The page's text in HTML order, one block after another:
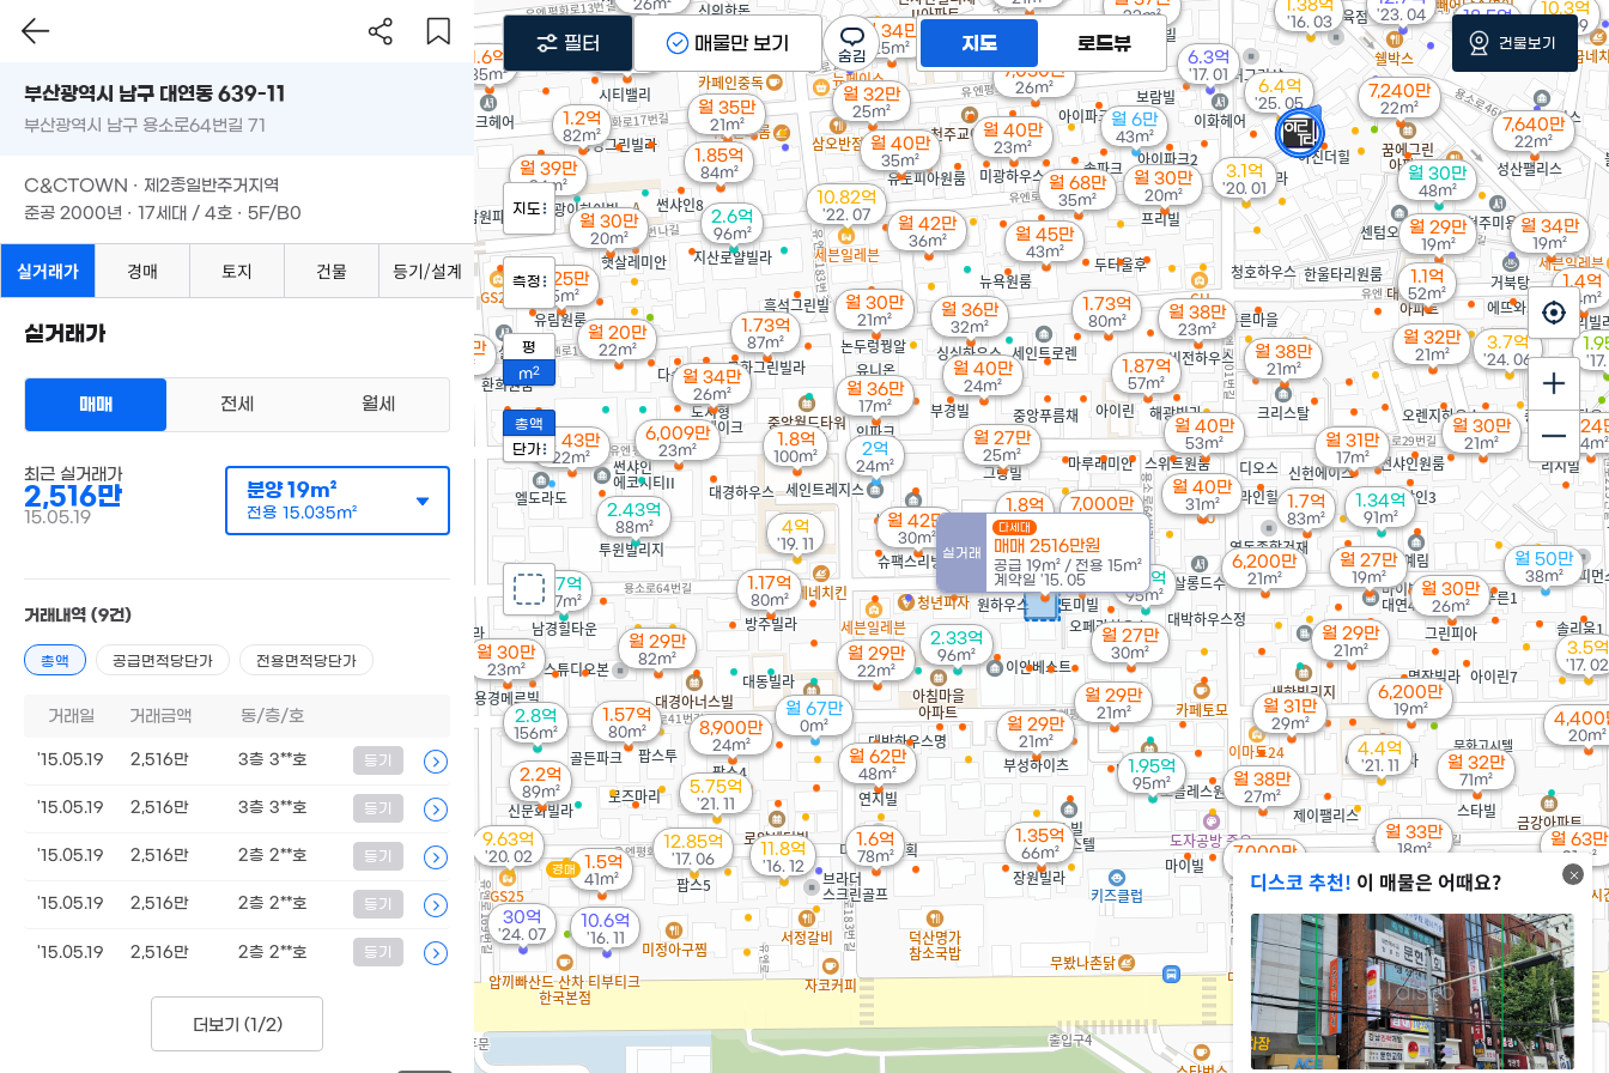
1.5억
41m²
경매
월 42만
30m²
월 6만
43m²
월 27만
30m²
23m²
월 20만
22m²
월 68만
35m²
월 34만
26m²
월 29만
22m²
월 34만
25m²
월 45만
43m²
1.73억
80m²
월 63만
21m²
월 30만
20m²
월 32만
25m²
월 43만
22m²
월 32만
21m²
월 40만
24m²
월 25만
25m²
월 30만
23m²
월 33만
18m²
2.6억
96m²
1.17억
80m²
월 38만
23m²
월 30만
월 31만
29m²
월 32만
71m²
월 50만
38m²
81m²
월 26만
16m²
월 27만
25m²
월 30만
21m²
월 67만
0m²
월 29만
21m²
월 31만
17m²
월 40만
35m²
월 29만
21m²
월 38만
21m²
월 35만
21m² 월 40만
23m²
월 30만
20m²
26m²
월 29만
21m²
월 36만
32m²
월 38만
27m²
월 40만
31m²
월 36만
17m²
월 30만
26m²
월 29만
19m²
월 29만
82m²
월 42만
36m²
월 34만
19m²
6,200만
21m²
월 24
24m²
월 39만
34m²
월 40만
53m²
27.6억
'25. 12
1.2억
82m²
1.34억
91m²
4,400
20m²
1.6억
85m²
1.7억
83m²
월 30만
21m²
6.4억
'25. 05
1.85억
84m²
1.35억
66m²
1.95억
95m²
30억
'24. 07
3.7억
'24. 06
2.33억
96m²
7,000만
7,240만
22m²
2.43억
88m²
1.87억
57m²
18.5억
'23. 09
'23. 04
월 62만
48m²
1.73억
87m²
6,009만
23m²
2.2억
89m²
10.82억
'22. 07
1.1억
52m²
1.8억
82m²
7,640만
22m²
5.75억
'21. 11
1.8억
100m²
4.4억
'21. 11
1.57억
80m²
1.6억
78m²
1.35억
73m²
2.4억
95m²
7,030만
26m²
'20. 09
2.8억
156m²
2억
24m²
6,200만
19m²
1.7억
87m²
9.63억
'20. 02
3.1억
'20. 01
월 30만
48m²
'19. 12
4억
'19. 11
1.4억
54m²
8,900만
24m²
12.85억
'17. 06
3.5억
'17. 02
6.3억
'17. 01
11.8억
'16. 12
10.6억
'16. 11
10.3억
'16. 09
1.38억
'16. 03
7,000만
실거래
다세대
매매 2516만원
공급 19m² / 전용 15m²
계약일 '15. 05
24억
'14. 05
월 27만
19m²
디스코 추천! 이 매물은 어때요?
지도 로드뷰
지도
측정
평
m2
총액
단가
필터 매물만 보기 건물보기
부산광역시 남구 대연동 639-11
부산광역시 남구 용소로64번길 71
C&CTOWN · 제2종일반주거지역
준공 2000년 · 17세대 / 4호 · 5F/B0
실거래가 경매 토지 건물 등기/설계
실거래가
매매 전세 월세
최근 실거래가
2,516만
15.05.19
분양19m²
전용 15.035m²
거래내역 (9건)
총액 공급면적당단가 전용면적당단가
거래일 거래금액 동/층/호
'15.05.19 2,516만 3층 3**호 등기
'15.05.19 2,516만 3층 3**호 등기
'15.05.19 2,516만 2층 2**호 등기
'15.05.19 2,516만 2층 2**호 등기
'15.05.19 2,516만 2층 2**호 등기
더보기 (1/2)